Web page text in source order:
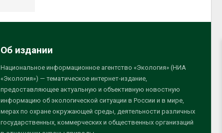
Об издании
Национальное информационное агентство «Экология» (НИА
«Экология») — тематическое интернет-издание,
предоставляющее актуальную и объективную новостную
информацию об экологической ситуации в России и в мире,
мерах по охране окружающей среды, деятельности различных
государственных, коммерческих и общественных организаций